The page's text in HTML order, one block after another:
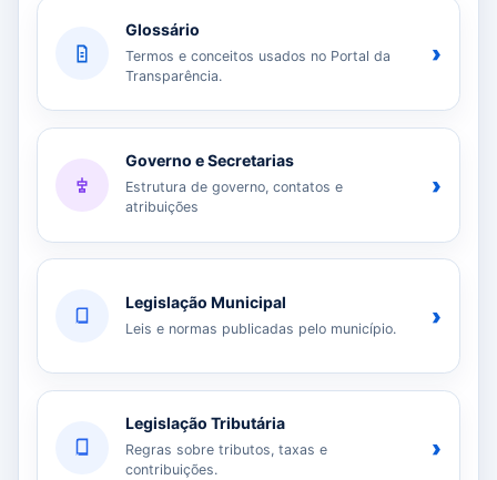
Glossário
Termos e conceitos usados no Portal da
Transparência.
›
Governo e Secretarias
Estrutura de governo, contatos e
atribuições
›
Legislação Municipal
Leis e normas publicadas pelo município. ›
Legislação Tributária
Regras sobre tributos, taxas e
contribuições.
›